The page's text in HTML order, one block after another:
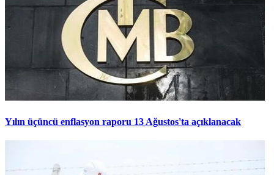
Yılın üçüncü enflasyon raporu 13 Ağustos'ta açıklanacak